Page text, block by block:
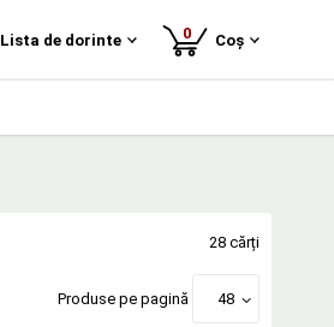
Lista de dorinte 0produse
Coș
28 cărți
Produse pe pagină 48